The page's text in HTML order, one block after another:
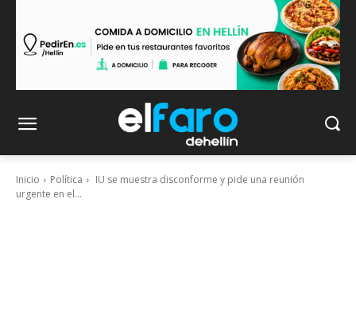
Inicio Política
IU se muestra disconforme y pide una reunión
urgente en el...